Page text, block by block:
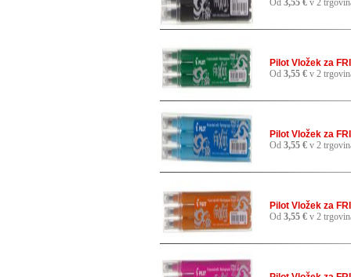
Od 3,55 € v 2
Pilot Vložek za
Od 3,55 € v 2
Pilot Vložek za
Od 3,55 € v 2
Pilot Vložek za
Od 3,55 € v 2